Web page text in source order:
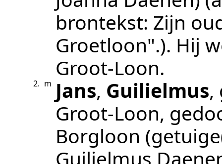
brontekst: Zijn
Groetloon".). Hij
Groot-Loon.
2. m Jans, Guilielmus,
Groot-Loon,
Borgloon
Guilielmus